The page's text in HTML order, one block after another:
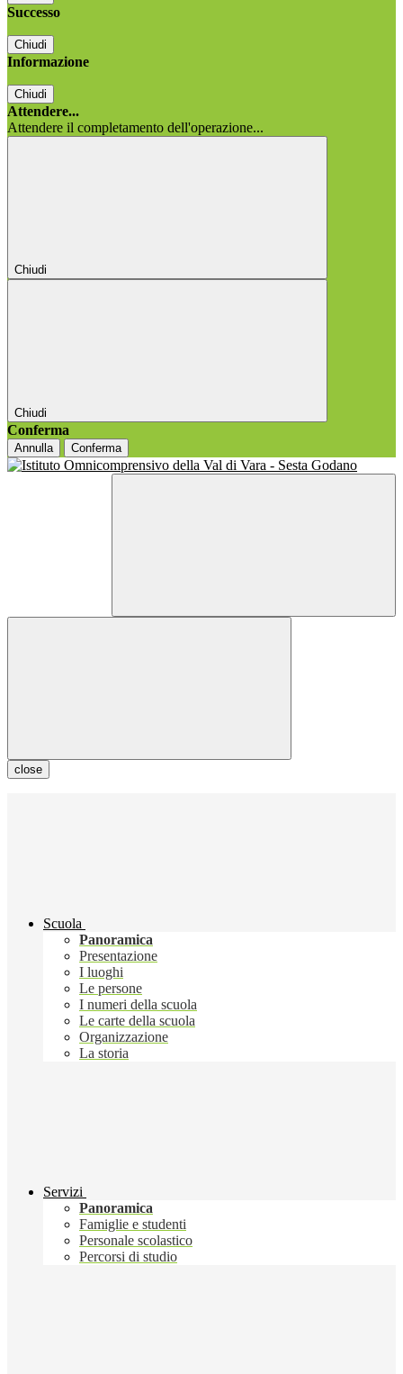
Successo
Chiudi
Informazione
Chiudi
Attendere...
Attendere il completamento dell'operazione...
Chiudi
Chiudi
Conferma
Annulla Conferma
close
Scuola
Panoramica
Presentazione
I luoghi
Le persone
I numeri della scuola
Le carte della scuola
Organizzazione
La storia
Servizi
Panoramica
Famiglie e studenti
Personale scolastico
Percorsi di studio